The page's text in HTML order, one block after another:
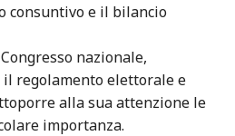
consuntivo e il bilancio
nazionale,
regolamento elettorale e
alla sua attenzione le
importanza.